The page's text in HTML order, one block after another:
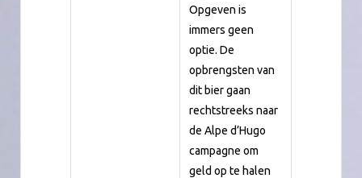
Opgeven is
immers geen
optie. De
opbrengsten van
dit bier gaan
rechtstreeks naar
de Alpe d’Hugo
campagne om
geld op te halen